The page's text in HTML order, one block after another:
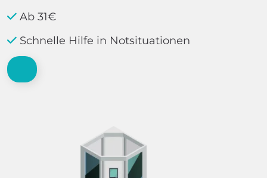
Ab 31€
Schnelle Hilfe in Notsituationen